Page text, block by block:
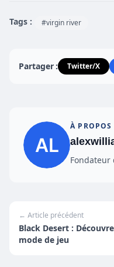
Tags : #virgin river
Partager : Twitter/X
À
Fondateur
← Article précédent
Black Desert :
mode de jeu